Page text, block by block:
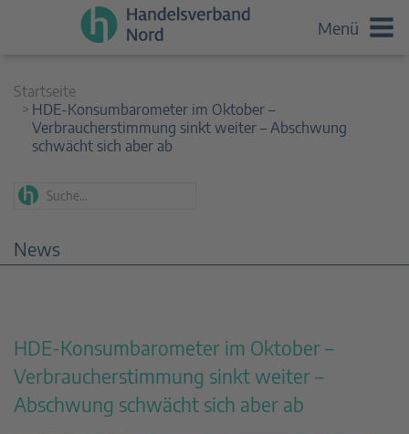
Menü
Startseite
HDE-Konsumbarometer im Oktober –
Verbraucherstimmung sinkt weiter – Abschwung
schwächt sich aber ab
News
HDE-Konsumbarometer im Oktober –
Verbraucherstimmung sinkt weiter –
Abschwung schwächt sich aber ab